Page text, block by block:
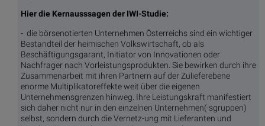
Hier die Kernausssagen der IWI-Studie:
- die börsenotierten Unternehmen Österreichs sind ein wichtiger
Bestandteil der heimischen Volkswirtschaft, ob als
Beschäftigungsgarant, Initiator von Innovationen oder
Nachfrager nach Vorleistungsprodukten. Sie bewirken durch ihre
Zusammenarbeit mit ihren Partnern auf der Zulieferebene
enorme Multiplikatoreffekte weit über die eigenen
Unternehmensgrenzen hinweg. Ihre Leistungskraft manifestiert
sich daher nicht nur in den einzelnen Unternehmen(-sgruppen)
selbst, sondern durch die Vernetz-ung mit Lieferanten und